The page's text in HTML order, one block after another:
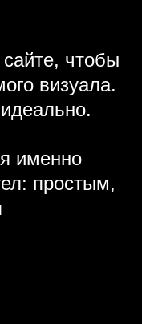
чтобы
визуала.
именно
простым,